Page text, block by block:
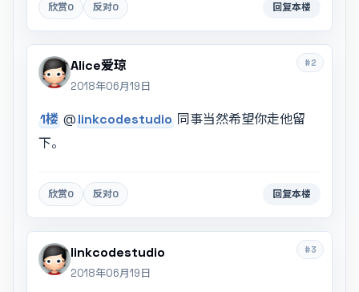
欣赏0 反对0 回复本楼
#2
Alice爱琼
2018年06月19日
1楼 @linkcodestudio 同事当然希望你走他留
下。
欣赏0 反对0 回复本楼
#3
linkcodestudio
2018年06月19日